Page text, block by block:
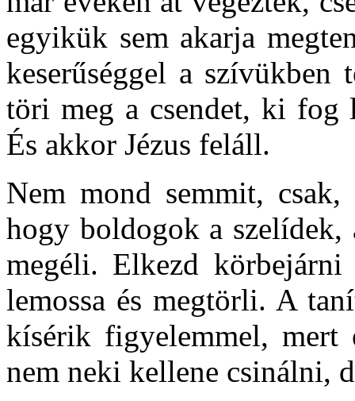
egyikük sem akarja
keserűséggel a
töri meg a csendet, ki fog
És akkor Jézus feláll.
Nem mond semmit,
hogy boldogok a szelídek,
megéli. Elkezd
lemossa és megtörli. A
kísérik figyelemmel, mert
nem neki kellene csinálni,